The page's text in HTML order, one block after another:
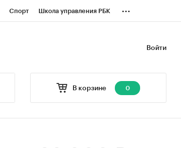
Спорт Школа управления РБК ...
Войти
В корзине 0